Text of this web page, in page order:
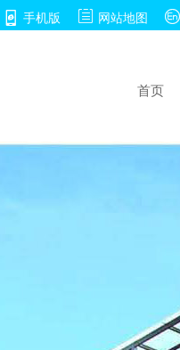
 手机版  网站地图 
首页